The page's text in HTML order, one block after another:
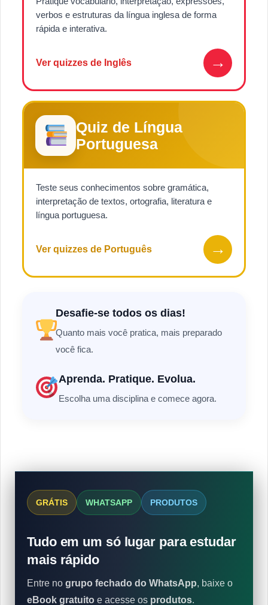
verbos e estruturas da língua inglesa de forma
rápida e interativa.
Ver quizzes de Inglês →
Quiz de Língua
Portuguesa
Teste seus conhecimentos sobre gramática,
interpretação de textos, ortografia, literatura e
língua portuguesa.
Ver quizzes de Português →
Desafie-se todos os dias!
Quanto mais você pratica, mais preparado
você fica.
Aprenda. Pratique. Evolua.
Escolha uma disciplina e comece agora.
GRÁTIS WHATSAPP PRODUTOS
Tudo em um só lugar para estudar
mais rápido
Entre no grupo fechado do WhatsApp, baixe o
eBook gratuito e acesse os produtos.